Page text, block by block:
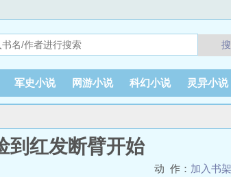
军史小说 网游小说 科幻小说 灵异小说
到红发断臂开始
动 作： 加入书架